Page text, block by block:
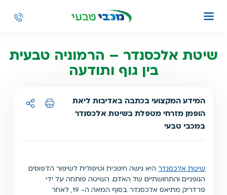
שיטת אלכסנדר – הרמוניה טבעית
בין גוף ותודעה
המידע המקצועי בכתבה באדיבות ליאת
הופמן מזרחי מטפלת בשיטת אלכסנדר
במכבי טבעי
שיטת אלכסנדרהיא גישה חינוכית וטיפולית לשיפור הדפוסים
הגופניים והתחושתיים של האדם. השיטה פותחה על ידי
פרדריק מתיאס אלכסנדר בסוף המאה ה- 19, לאחר